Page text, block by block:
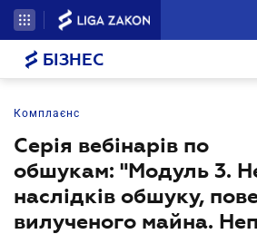
БІЗНЕС
Комплаєнс
Серія вебінарів по
обшукам: "Модуль 3.
наслідків обшуку,
вилученого майна.